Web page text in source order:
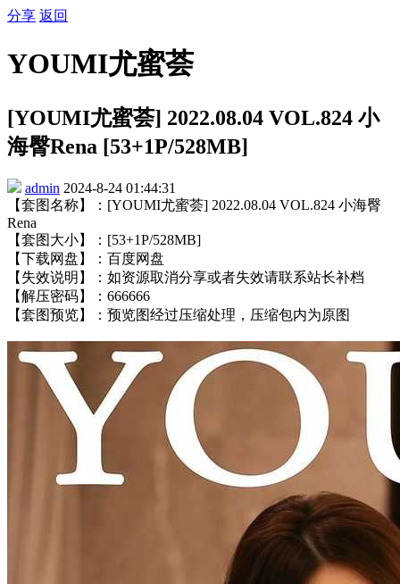
分享 返回
YOUMI尤蜜荟
[YOUMI尤蜜荟] 2022.08.04 VOL.824 小
海臀Rena [53+1P/528MB]
admin 2024-8-24 01:44:31
【套图名称】：[YOUMI尤蜜荟] 2022.08.04 VOL.824 小海臀
Rena
【套图大小】：[53+1P/528MB]
【下载网盘】：百度网盘
【失效说明】：如资源取消分享或者失效请联系站长补档
【解压密码】：666666
【套图预览】：预览图经过压缩处理，压缩包内为原图